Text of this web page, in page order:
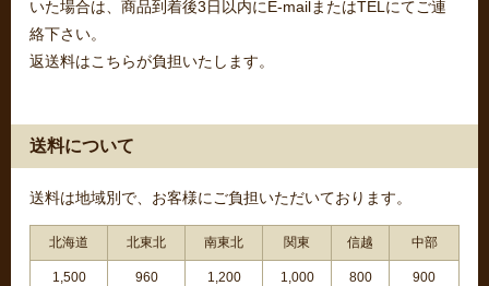
いた場合は、商品到着後3日以内にE-mailまたはTELにてご連
絡下さい。
返送料はこちらが負担いたします。
送料について
送料は地域別で、お客様にご負担いただいております。
北海道 北東北 南東北 関東 信越 中部
1,500 960 1,200 1,000 800 900